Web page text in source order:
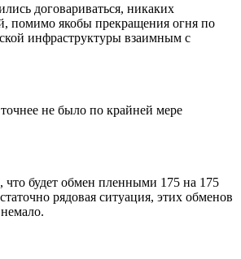
договариваться, никаких
помимо якобы прекращения огня по
инфраструктуры взаимным с
не было по крайней мере
что будет обмен пленными 175 на 175
рядовая ситуация, этих обменов